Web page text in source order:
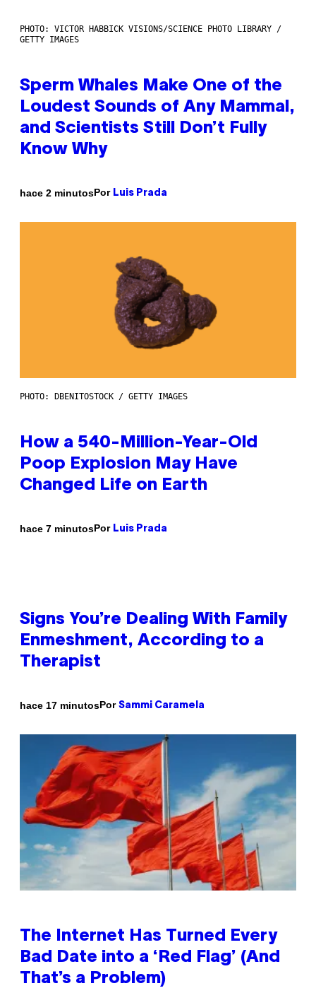
PHOTO: VICTOR HABBICK VISIONS/SCIENCE PHOTO LIBRARY /
GETTY IMAGES
Sperm Whales Make One of the
Loudest Sounds of Any Mammal,
and Scientists Still Don’t Fully
Know Why
hace 2 minutosPor Luis Prada
PHOTO: DBENITOSTOCK / GETTY IMAGES
How a 540-Million-Year-Old
Poop Explosion May Have
Changed Life on Earth
hace 7 minutosPor Luis Prada
Signs You’re Dealing With Family
Enmeshment, According to a
Therapist
hace 17 minutosPor Sammi Caramela
The Internet Has Turned Every
Bad Date into a ‘Red Flag’ (And
That’s a Problem)